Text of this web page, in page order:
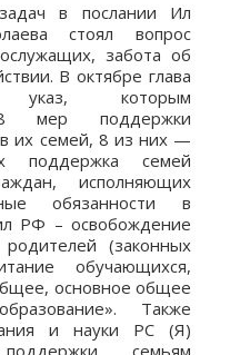
в послании Ил
стоял вопрос
забота об
В октябре глава
указ, которым
мер поддержки
их семей, 8 из них —
семей
исполняющих
обязанности в
РФ – освобождение
(законных
обучающихся,
основное общее
Также
и науки РС (Я)
семьям